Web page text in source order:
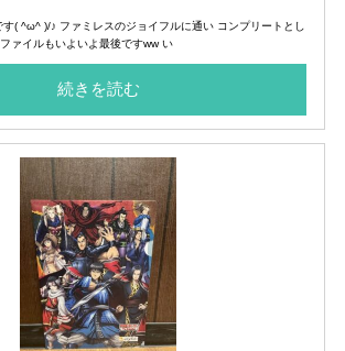
( ^ω^ )/♪ ファミレスのジョイフルに通い コンプリートとし
ァイルもいよいよ最後ですww い
続きを読む